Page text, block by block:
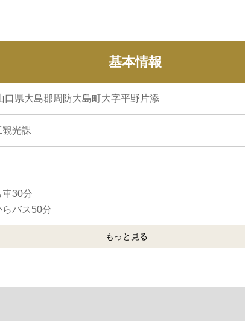
基本情報
県大島郡周防大島町大字平野片添
観光課
30分
バス50分
もっと見る